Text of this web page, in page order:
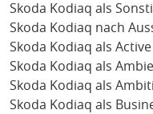
Skoda Kodiaq als
Skoda Kodiaq nach
Skoda Kodiaq als Active
Skoda Kodiaq als
Skoda Kodiaq als
Skoda Kodiaq als